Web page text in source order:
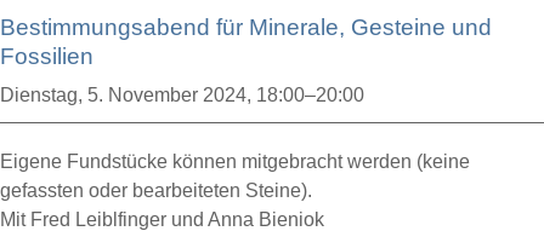
Bestimmungsabend für Minerale, Gesteine und
Fossilien
Dienstag, 5. November 2024, 18:00–20:00
Eigene Fundstücke können mitgebracht werden (keine
gefassten oder bearbeiteten Steine).
Mit Fred Leiblfinger und Anna Bieniok